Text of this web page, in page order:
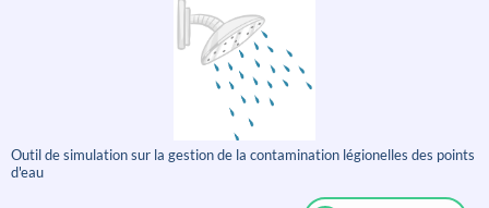
Outil de simulation sur la gestion de la contamination légionelles des points
d'eau